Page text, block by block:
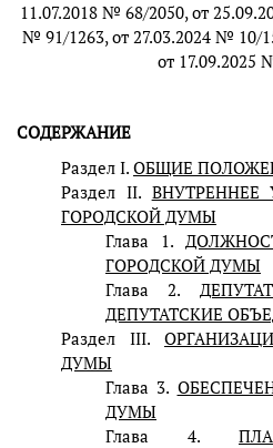
11.07.2018 № 68/2050, от
№ 91/1263, от 27.03.2024 № 10/
от 17.09.2025
СОДЕРЖАНИЕ
Раздел I. ОБЩИЕ
Раздел II.
ГОРОДСКОЙ ДУМЫ
Глава 1.
ГОРОДСКОЙ ДУМЫ
Глава 2.
ДЕПУТАТСКИЕ
Раздел III.
ДУМЫ
Глава 3.
ДУМЫ
Глава 4.